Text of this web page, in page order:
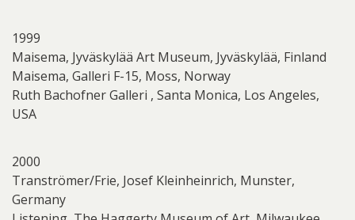
1999
Maisema, Jyväskylää Art Museum, Jyväskylää, Finland
Maisema, Galleri F-15, Moss, Norway
Ruth Bachofner Galleri , Santa Monica, Los Angeles,
USA
2000
Tranströmer/Frie, Josef Kleinheinrich, Munster,
Germany